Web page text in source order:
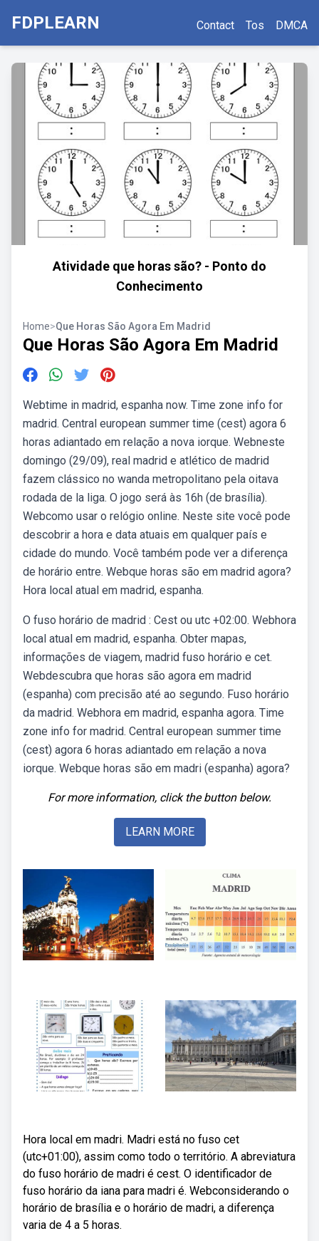
FDPLEARN Contact Tos DMCA
Atividade que horas são? - Ponto do
Conhecimento
Home>Que Horas São Agora Em Madrid
Que Horas São Agora Em Madrid
Webtime in madrid, espanha now. Time zone info for
madrid. Central european summer time (cest) agora 6
horas adiantado em relação a nova iorque. Webneste
domingo (29/09), real madrid e atlético de madrid
fazem clássico no wanda metropolitano pela oitava
rodada de la liga. O jogo será às 16h (de brasília).
Webcomo usar o relógio online. Neste site você pode
descobrir a hora e data atuais em qualquer país e
cidade do mundo. Você também pode ver a diferença
de horário entre. Webque horas são em madrid agora?
Hora local atual em madrid, espanha.
O fuso horário de madrid : Cest ou utc +02:00. Webhora
local atual em madrid, espanha. Obter mapas,
informações de viagem, madrid fuso horário e cet.
Webdescubra que horas são agora em madrid
(espanha) com precisão até ao segundo. Fuso horário
da madrid. Webhora em madrid, espanha agora. Time
zone info for madrid. Central european summer time
(cest) agora 6 horas adiantado em relação a nova
iorque. Webque horas são em madri (espanha) agora?
For more information, click the button below.
LEARN MORE
Hora local em madri. Madri está no fuso cet
(utc+01:00), assim como todo o território. A abreviatura
do fuso horário de madri é cest. O identificador de
fuso horário da iana para madri é. Webconsiderando o
horário de brasília e o horário de madri, a diferença
varia de 4 a 5 horas.